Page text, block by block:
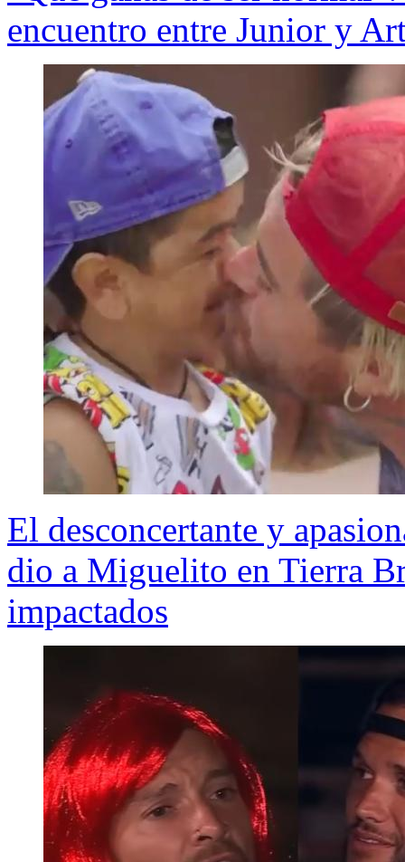
encuentro entre Junior y
El desconcertante y
dio a Miguelito en Tierra
impactados